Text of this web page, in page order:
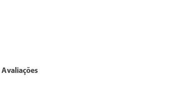
Avaliações